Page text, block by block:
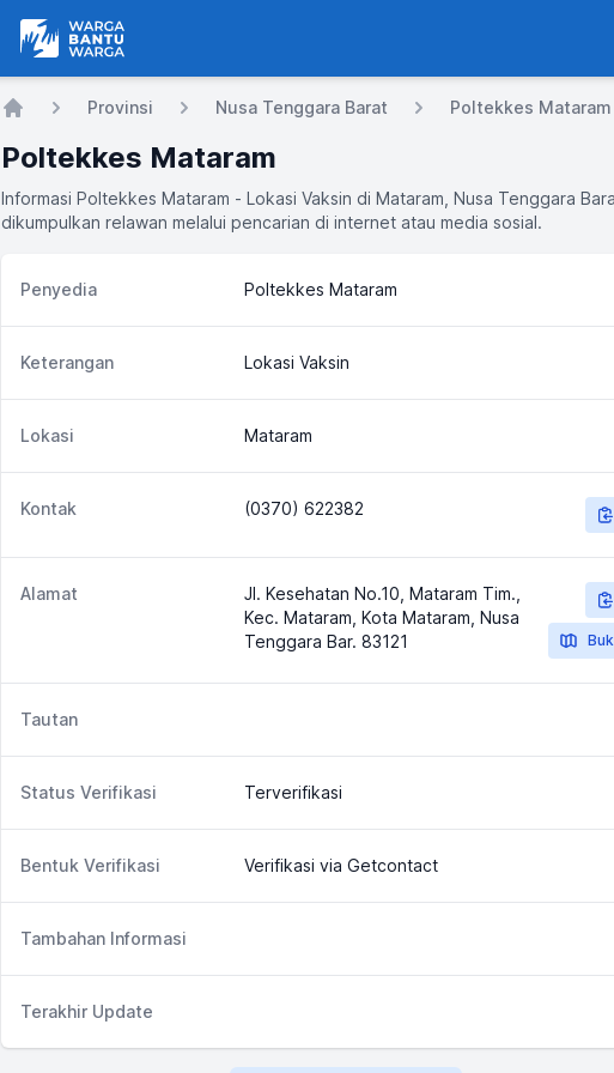
Warga Bantu Warga
Provinsi Nusa Tenggara Barat Poltekkes Mataram
Poltekkes Mataram
Informasi Poltekkes Mataram - Lokasi Vaksin di Mataram, Nusa Tenggara
dikumpulkan relawan melalui pencarian di internet atau media sosial.
Penyedia Poltekkes Mataram
Keterangan Lokasi Vaksin
Lokasi Mataram
Kontak (0370) 622382
Alamat
Jl. Kesehatan No.10, Mataram Tim.,
Kec. Mataram, Kota Mataram, Nusa
Tenggara Bar. 83121
Tautan
Status Verifikasi Terverifikasi
Bentuk Verifikasi Verifikasi via Getcontact
Tambahan Informasi
Terakhir Update